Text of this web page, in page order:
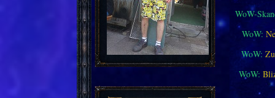
WoW-
WoW:
WoW:
WoW: